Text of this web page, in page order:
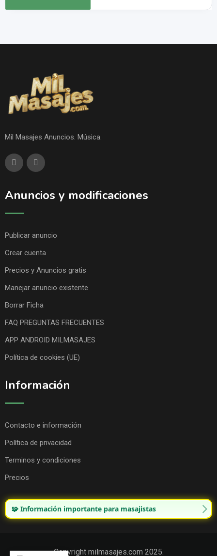
Mil Masajes Anuncios. Música.
Anuncios y modificaciones
Publicar anuncio
Crear cuenta
Precios y Anuncios gratis
Manejar anuncio existente
Borrar Ficha
FAQ PREGUNTAS FRECUENTES
APP ANDROID MILMASAJES
Política de cookies (UE)
Información
Contacto e información
Política de privacidad
Terminos y condiciones
Precios
🧩 Información importante para masajistas
Copyright milmasajes.com 2025.